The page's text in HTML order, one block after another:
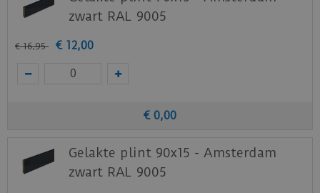
zwart RAL 9005
€ 16,95 € 12,00
€ 0,00
Gelakte plint 90x15 - Amsterdam
zwart RAL 9005